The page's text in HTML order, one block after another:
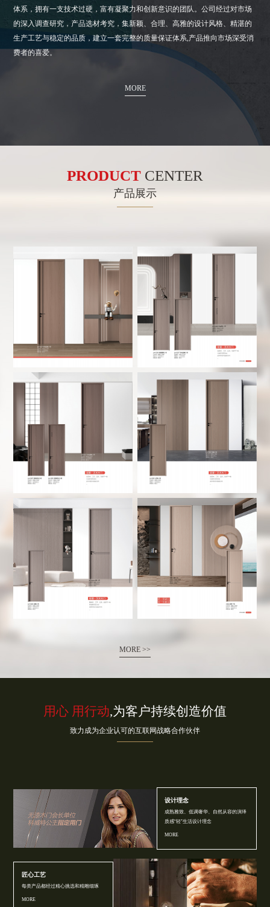
体系，拥有一支技术过硬，富有凝聚力和创新意识的团队。公司经过对市场
的深入调查研究，产品选材考究，集新颖、合理、高雅的设计风格、精湛的
生产工艺与稳定的品质，建立一套完整的质量保证体系,产品推向市场深受消
费者的喜爱。
MORE
PRODUCT CENTER
产品展示
MORE >>
用心 用行动,为客户持续创造价值
致力成为企业认可的互联网战略合作伙伴
设计理念
成熟雅致、低调奢华、自然从容的演绎
质感“轻”生活设计理念
MORE
匠心工艺
每类产品都经过精心挑选和精雕细琢
MORE